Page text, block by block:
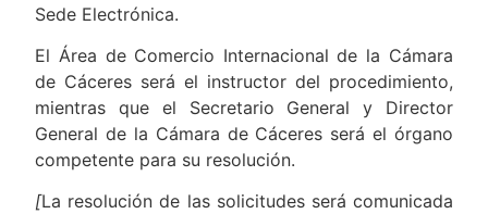
Sede Electrónica.
El Área de Comercio Internacional de la Cámara
de Cáceres será el instructor del procedimiento,
mientras que el Secretario General y Director
General de la Cámara de Cáceres será el órgano
competente para su resolución.
[La resolución de las solicitudes será comunicada